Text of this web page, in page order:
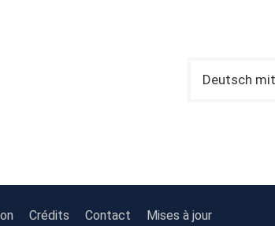
Deutsch
Crédits Contact Mises à jour